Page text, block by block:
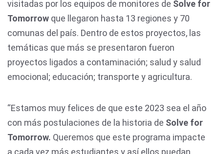
visitadas por los equipos de monitores de Solve for
Tomorrow que llegaron hasta 13 regiones y 70
comunas del país. Dentro de estos proyectos, las
temáticas que más se presentaron fueron
proyectos ligados a contaminación; salud y salud
emocional; educación; transporte y agricultura.
“Estamos muy felices de que este 2023 sea el año
con más postulaciones de la historia de Solve for
Tomorrow. Queremos que este programa impacte
a cada vez más estudiantes y así ellos puedan